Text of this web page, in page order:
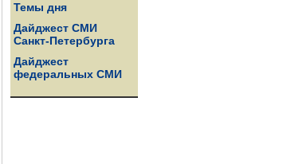
Темы дня
Дайджест СМИ
Санкт-Петербурга
Дайджест
федеральных СМИ